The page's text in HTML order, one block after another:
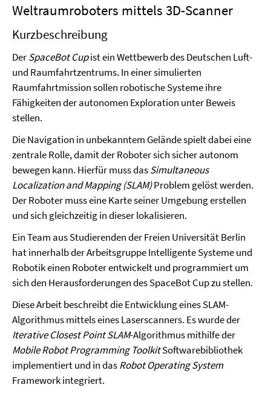
Weltraumroboters mittels 3D-Scanner
Kurzbeschreibung
DerSpaceBot Cupist ein Wettbewerb des Deutschen Luft-
und Raumfahrtzentrums. In einer simulierten
Raumfahrtmission sollen robotische Systeme ihre
Fähigkeiten der autonomen Exploration unter Beweis
stellen.
Die Navigation in unbekanntem Gelände spielt dabei eine
zentrale Rolle, damit der Roboter sich sicher autonom
bewegen kann. Hierfür muss dasSimultaneous
Localization and Mapping (SLAM)Problem gelöst werden.
Der Roboter muss eine Karte seiner Umgebung erstellen
und sich gleichzeitig in dieser lokalisieren.
Ein Team aus Studierenden der Freien Universität Berlin
hat innerhalb der Arbeitsgruppe Intelligente Systeme und
Robotik einen Roboter entwickelt und programmiert um
sich den Herausforderungen des SpaceBot Cup zu stellen.
Diese Arbeit beschreibt die Entwicklung eines SLAM-
Algorithmus mittels eines Laserscanners. Es wurde der
Iterative Closest Point SLAM-Algorithmus mithilfe der
Mobile Robot Programming ToolkitSoftwarebibliothek
implementiert und in dasRobot Operating System
Framework integriert.